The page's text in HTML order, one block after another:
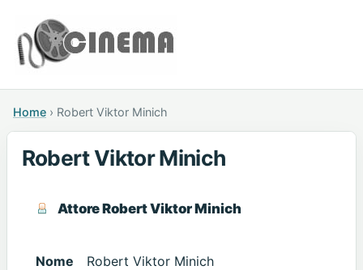
Home › Robert Viktor Minich
Robert Viktor Minich
Attore Robert Viktor Minich
Nome Robert Viktor Minich